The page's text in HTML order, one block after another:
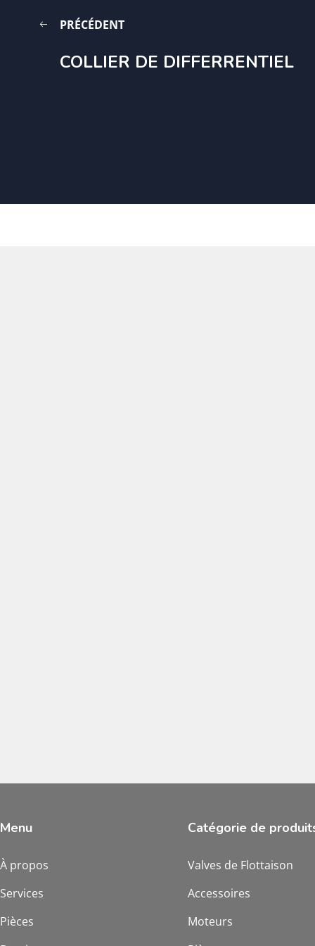
PRÉCÉDENT
COLLIER DE DIFFERRENTIEL
Menu
À propos
Services
Pièces
Catégorie de
Valves de Flottaison
Accessoires
Moteurs